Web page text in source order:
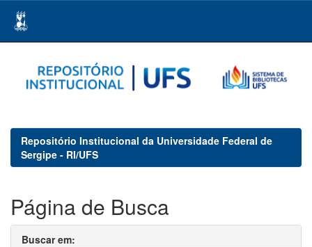
navigation
Repositório Institucional da Universidade Federal de
Sergipe - RI/UFS
Página de Busca
Buscar em: